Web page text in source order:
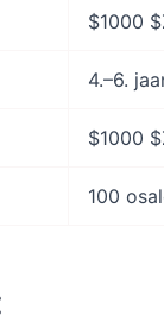
$1000
4.–6.
$1000
100